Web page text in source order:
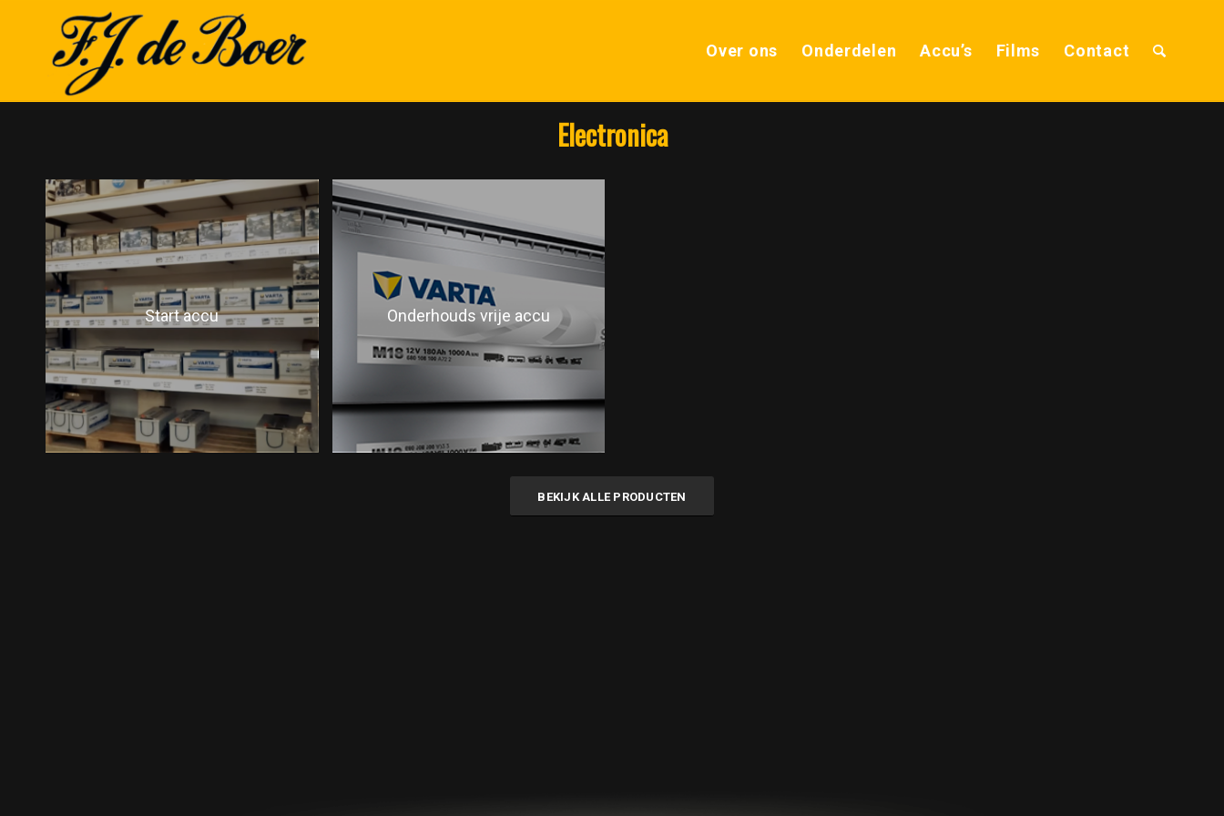
Over ons Onderdelen Accu’s Films Contact
Electronica
Start accu Onderhouds vrije accu
BEKIJK ALLE PRODUCTEN